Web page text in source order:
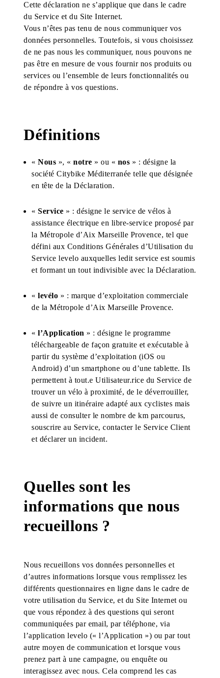
Cette déclaration ne s’applique que dans le cadre
du Service et du Site Internet.
Vous n’êtes pas tenu de nous communiquer vos
données personnelles. Toutefois, si vous choisissez
de ne pas nous les communiquer, nous pouvons ne
pas être en mesure de vous fournir nos produits ou
services ou l’ensemble de leurs fonctionnalités ou
de répondre à vos questions.
Définitions
« Nous », « notre » ou « nos » : désigne la
société Citybike Méditerranée telle que désignée
en tête de la Déclaration.
« Service » : désigne le service de vélos à
assistance électrique en libre-service proposé par
la Métropole d’Aix Marseille Provence, tel que
défini aux Conditions Générales d’Utilisation du
Service levelo auxquelles ledit service est soumis
et formant un tout indivisible avec la Déclaration.
« levélo » : marque d’exploitation commerciale
de la Métropole d’Aix Marseille Provence.
« l’Application » : désigne le programme
téléchargeable de façon gratuite et exécutable à
partir du système d’exploitation (iOS ou
Android) d’un smartphone ou d’une tablette. Ils
permettent à tout.e Utilisateur.rice du Service de
trouver un vélo à proximité, de le déverrouiller,
de suivre un itinéraire adapté aux cyclistes mais
aussi de consulter le nombre de km parcourus,
souscrire au Service, contacter le Service Client
et déclarer un incident.
Quelles sont les
informations que nous
recueillons ?
Nous recueillons vos données personnelles et
d’autres informations lorsque vous remplissez les
différents questionnaires en ligne dans le cadre de
votre utilisation du Service, et du Site Internet ou
que vous répondez à des questions qui seront
communiquées par email, par téléphone, via
l’application levelo (« l’Application ») ou par tout
autre moyen de communication et lorsque vous
prenez part à une campagne, ou enquête ou
interagissez avec nous. Cela comprend les cas